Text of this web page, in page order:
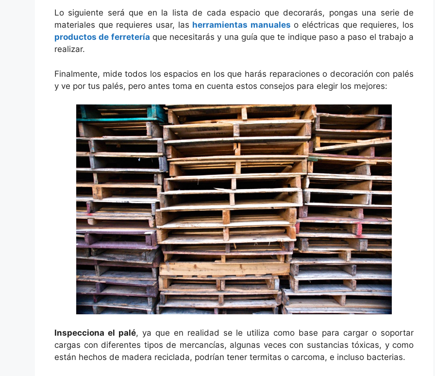
Lo siguiente será que en la lista de cada espacio que decorarás, pongas una serie de
materiales que requieres usar, las herramientas manuales o eléctricas que requieres, los
productos de ferretería que necesitarás y una guía que te indique paso a paso el trabajo a
realizar.
Finalmente, mide todos los espacios en los que harás reparaciones o decoración con palés
y ve por tus palés, pero antes toma en cuenta estos consejos para elegir los mejores:
Inspecciona el palé, ya que en realidad se le utiliza como base para cargar o soportar
cargas con diferentes tipos de mercancías, algunas veces con sustancias tóxicas, y como
están hechos de madera reciclada, podrían tener termitas o carcoma, e incluso bacterias.